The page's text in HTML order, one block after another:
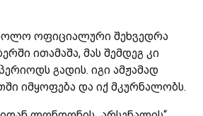
ოფიციალური შეხვედრა
ითამაშა, მას შემდეგ კი
გადის. იგი ამჟამად
იმყოფება და იქ მკურნალობს.